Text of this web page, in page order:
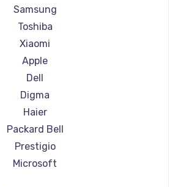
ноутбуков LG
ноутбуков Panasonic
ноутбуков Irbis
Thunderobot
ноутбуков Hasee
ноутбуков ZTE
ноутбуков Hiper
ноутбуков Evga
ноутбуков Google
ноутбуков Echips
Samsung
Toshiba
Xiaomi
Apple
Dell
Digma
Haier
Packard Bell
Prestigio
Microsoft